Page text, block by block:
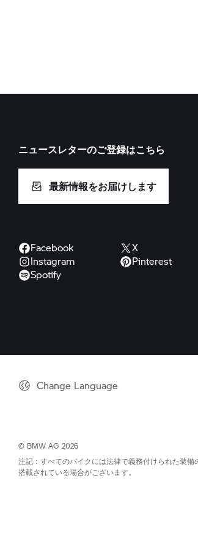
ニュースレターのご登録はこちら
最新情報をお届けします
Facebook X
Instagram
Pinterest
Spotify
Change Language
© BMW AG 2026
注記：すべてのバイクには法律で義務付けられた装
搭載されている場合がございます。